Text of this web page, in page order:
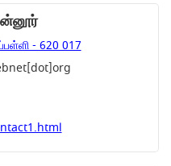
- 620 017